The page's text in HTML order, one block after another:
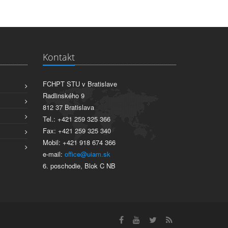
Kontakt
FCHPT STU v Bratislave
Radlinského 9
812 37 Bratislava
Tel.: +421 259 325 366
Fax: +421 259 325 340
Mobil: +421 918 674 366
e-mail: office@uiam.sk
6. poschodie, Blok C NB